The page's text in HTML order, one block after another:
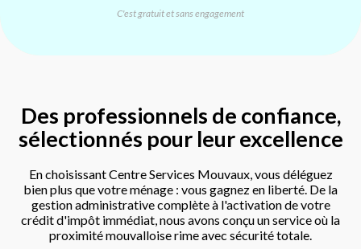
C'est gratuit et sans engagement
Des professionnels de confiance,
sélectionnés pour leur excellence
En choisissant Centre Services Mouvaux, vous déléguez
bien plus que votre ménage : vous gagnez en liberté. De la
gestion administrative complète à l'activation de votre
crédit d'impôt immédiat, nous avons conçu un service où la
proximité mouvalloise rime avec sécurité totale.